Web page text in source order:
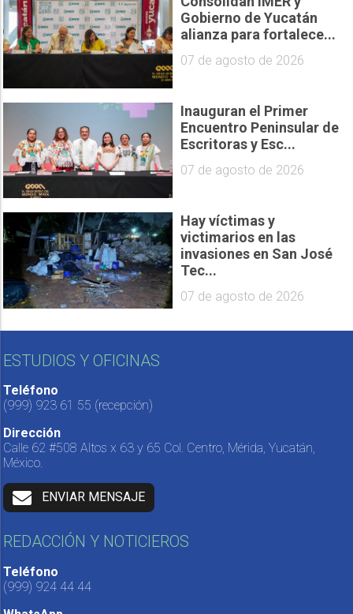
Gobierno de Yucatán
alianza para fortalece...
07 de agosto de 2026
Inauguran el Primer
Encuentro Peninsular de
Escritoras y Esc...
07 de agosto de 2026
Hay víctimas y
victimarios en las
invasiones en San José
Tec...
07 de agosto de 2026
ESTUDIOS Y OFICINAS
Teléfono
(999) 923 61 55 (recepción)
Dirección
Calle 62 #508 Altos x 63 y 65 Col. Centro, Mérida, Yucatán,
México.
ENVIAR MENSAJE
REDACCIÓN Y NOTICIEROS
Teléfono
(999) 924 44 44